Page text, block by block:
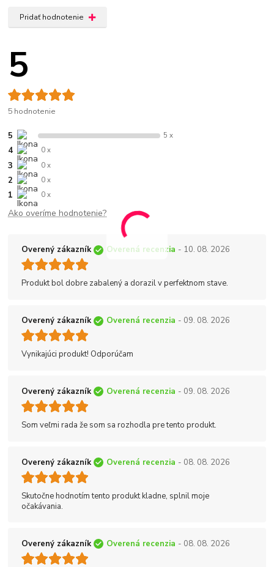
Pridať hodnotenie
5
5 hodnotenie
5 5 x
4 0 x
3 0 x
2 0 x
1 0 x
Ako overíme hodnotenie?
Overený zákazník Overená recenzia - 10. 08. 2026
Produkt bol dobre zabalený a dorazil v perfektnom stave.
Overený zákazník Overená recenzia - 09. 08. 2026
Vynikajúci produkt! Odporúčam
Overený zákazník Overená recenzia - 09. 08. 2026
Som veľmi rada že som sa rozhodla pre tento produkt.
Overený zákazník Overená recenzia - 08. 08. 2026
Skutočne hodnotím tento produkt kladne, splnil moje
očakávania.
Overený zákazník Overená recenzia - 08. 08. 2026